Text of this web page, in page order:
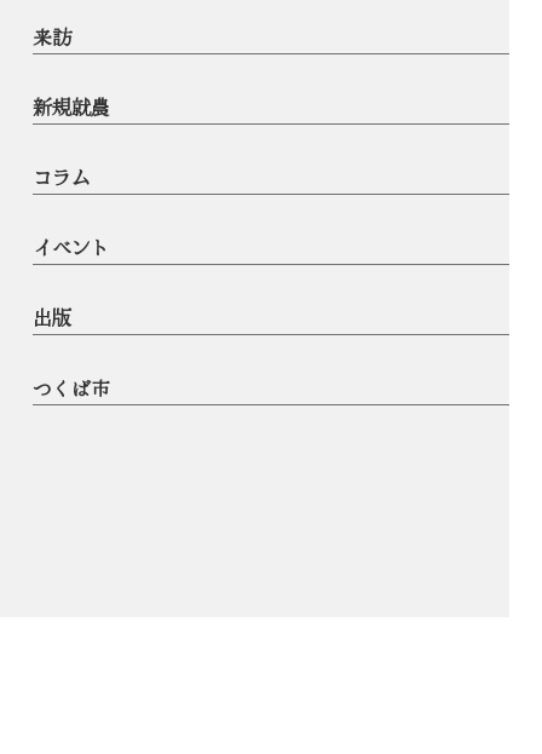
来訪
新規就農
コラム
イベント
出版
つくば市